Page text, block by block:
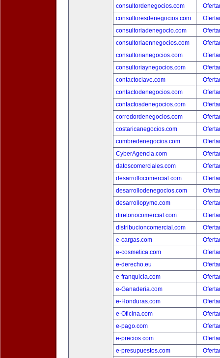
consultordenegocios.com
consultoresdenegocios.com
consultoriadenegocio.com
consultoriaennegocios.com
consultorianegocios.com
consultoriaynegocios.com
contactoclave.com
contactodenegocios.com
contactosdenegocios.com
corredordenegocios.com
costaricanegocios.com
cumbredenegocios.com
CyberAgencia.com
datoscomerciales.com
desarrollocomercial.com
desarrollodenegocios.com
desarrollopyme.com
diretoriocomercial.com
distribucioncomercial.com
e-cargas.com
e-cosmetica.com
e-derecho.eu
e-franquicia.com
e-Ganaderia.com
e-Honduras.com
e-Oficina.com
e-pago.com
e-precios.com
e-presupuestos.com